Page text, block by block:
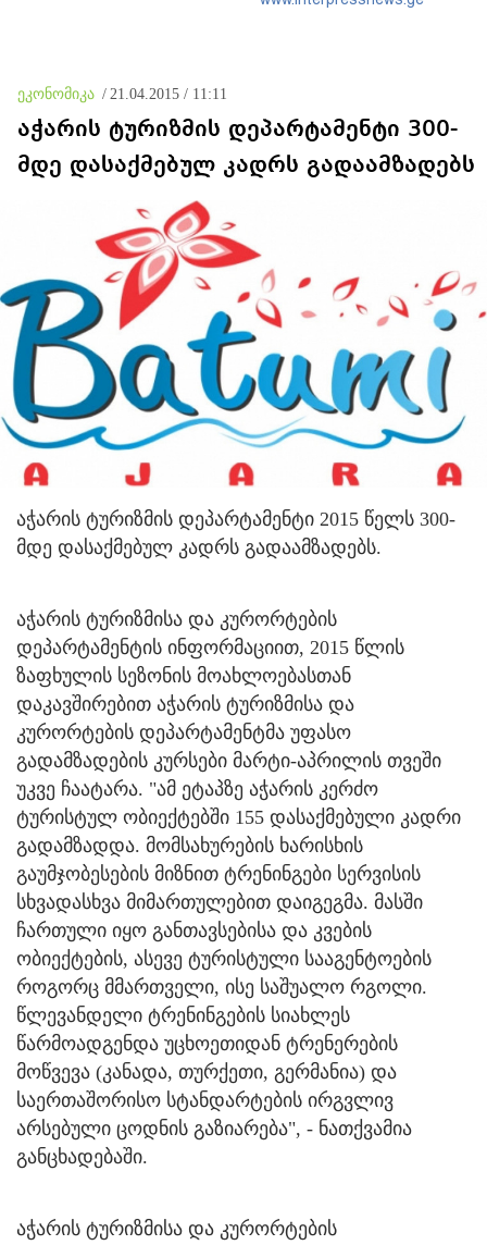
დაკავშირებით ერთობლივ
ეკონომიკა / 21.04.2015 / 11:11
აჭარის ტურიზმის დეპარტამენტი 300-
მდე დასაქმებულ კადრს გადაამზადებს
აჭარის ტურიზმის დეპარტამენტი 2015 წელს 300-
მდე დასაქმებულ კადრს გადაამზადებს.
აჭარის ტურიზმისა და კურორტების
დეპარტამენტის ინფორმაციით, 2015 წლის
ზაფხულის სეზონის მოახლოებასთან
დაკავშირებით აჭარის ტურიზმისა და
კურორტების დეპარტამენტმა უფასო
გადამზადების კურსები მარტი-აპრილის თვეში
უკვე ჩაატარა. "ამ ეტაპზე აჭარის კერძო
ტურისტულ ობიექტებში 155 დასაქმებული კადრი
გადამზადდა. მომსახურების ხარისხის
გაუმჯობესების მიზნით ტრენინგები სერვისის
სხვადასხვა მიმართულებით დაიგეგმა. მასში
ჩართული იყო განთავსებისა და კვების
ობიექტების, ასევე ტურისტული სააგენტოების
როგორც მმართველი, ისე საშუალო რგოლი.
წლევანდელი ტრენინგების სიახლეს
წარმოადგენდა უცხოეთიდან ტრენერების
მოწვევა (კანადა, თურქეთი, გერმანია) და
საერთაშორისო სტანდარტების ირგვლივ
არსებული ცოდნის გაზიარება", - ნათქვამია
განცხადებაში.
აჭარის ტურიზმისა და კურორტების